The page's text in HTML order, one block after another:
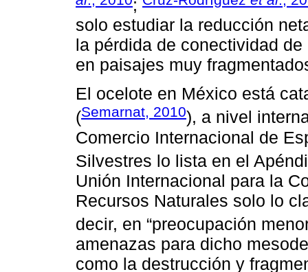
;
solo estudiar la reducción
la pérdida de conectividad
en paisajes muy
El ocelote en México está
(Semarnat, 2010), a nivel
Comercio Internacional de
Silvestres lo lista en el
Unión Internacional para la
Recursos Naturales solo lo
decir, en “preocupación
amenazas para dicho
como la destrucción y